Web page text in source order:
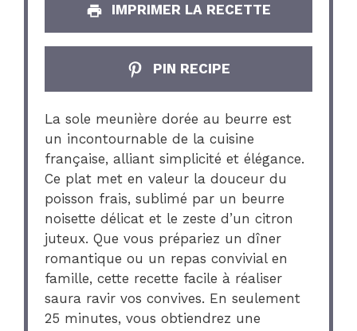
IMPRIMER LA RECETTE
PIN RECIPE
La sole meunière dorée au beurre est
un incontournable de la cuisine
française, alliant simplicité et élégance.
Ce plat met en valeur la douceur du
poisson frais, sublimé par un beurre
noisette délicat et le zeste d’un citron
juteux. Que vous prépariez un dîner
romantique ou un repas convivial en
famille, cette recette facile à réaliser
saura ravir vos convives. En seulement
25 minutes, vous obtiendrez une